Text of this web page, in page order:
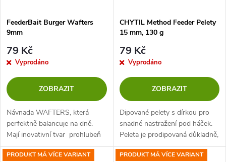
FeederBait Burger Wafters
9mm
79 Kč
Vyprodáno
ZOBRAZIT
Návnada WAFTERS, která
perfektně balancuje na dně.
Mají inovativní tvar prohlubeň
je dokonalá pro uchycení
nástrahy do gumičky pod
CHYTIL Method Feeder Pelety
15 mm, 130 g
79 Kč
Vyprodáno
ZOBRAZIT
Dipované pelety s dírkou pro
snadné nastražení pod háček.
Peleta je prodipovaná důkladně,
po celém svém průměru a díky
tomu je výrazně atraktivním
PRODUKT MÁ VÍCE VARIANT PRODUKT MÁ VÍCE VARIANT